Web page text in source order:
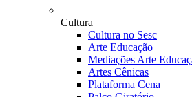
Cultura
Cultura no Sesc
Arte Educação
Mediações Arte
Artes Cênicas
Plataforma Cena